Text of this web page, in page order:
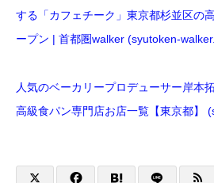
する「カフェチーク」東京都杉並区の
ープン | 首都圏walker (syutoken-
人気のベーカリープロデューサー岸本
高級食パン専門店お店一覧【東京都】